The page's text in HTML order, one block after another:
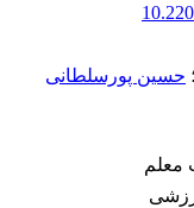
؛ حسین پورسلطانی
معلم